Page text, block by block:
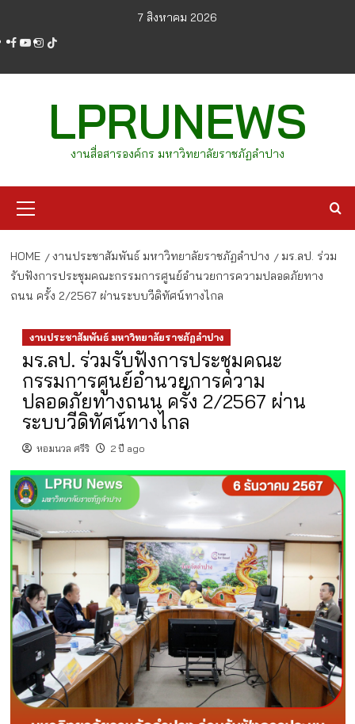
content
7 สิงหาคม 2026
facebook
youtube
instagram
tiktok
LPRUNEWS
งานสื่อสารองค์กร มหาวิทยาลัยราชภัฏลำปาง
Menu
HOME งานประชาสัมพันธ์ มหาวิทยาลัยราชภัฏลำปาง
มร.ลป. ร่วม
รับฟังการประชุมคณะกรรมการศูนย์อำนวยการความปลอดภัยทาง
ถนน ครั้ง 2/2567 ผ่านระบบวีดิทัศน์ทางไกล
งานประชาสัมพันธ์ มหาวิทยาลัยราชภัฏลำปาง
มร.ลป. ร่วมรับฟังการประชุมคณะ
กรรมการศูนย์อำนวยการความ
ปลอดภัยทางถนน ครั้ง 2/2567 ผ่าน
ระบบวีดิทัศน์ทางไกล
หอมนวล ศรีริ 2 ปี ago